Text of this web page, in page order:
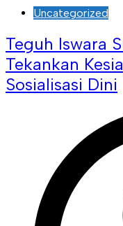
Uncategorized
Teguh Iswara
Tekankan
Sosialisasi Dini